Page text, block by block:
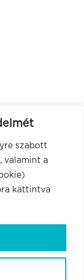
szabott
valamint a
kattintva